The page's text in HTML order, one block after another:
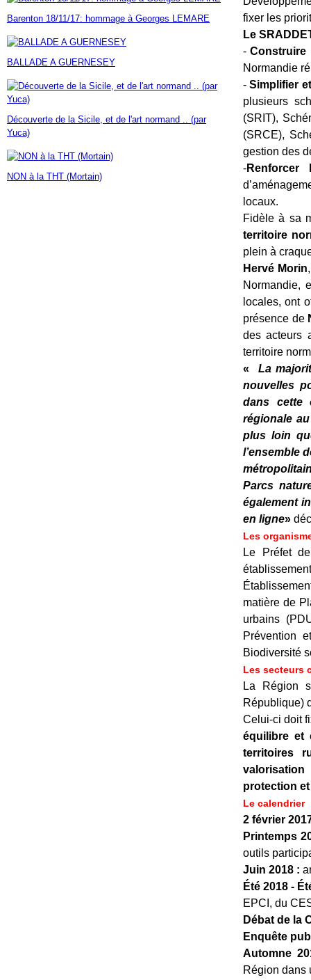
Janvier(7)
Février(9)
Janvier(18)
Mars(60)
Février(24)
Janvier(23)
Avril(14)
Mars (17)
Février(46)
Janvier (35)
Barenton 18/11/17: hommage à Georges LEMARE
BALLADE A GUERNESEY
Découverte de la Sicile, et de l'art normand .. (par
Yuca)
NON à la THT (Mortain)
fixer les
Le
-Construire
Normandie
-Simplifier
plusieurs
(SRIT),
(SRCE),
gestion des
-
locaux.
Fidèle à sa
territoire
plein à
Hervé Morin
Normandie,
locales, ont
présence de
des acteurs
territoire
« La
nouvelles
dans cette
régionale
plus loin
l’ensemble
Parcs
également
en ligne»
Les
Le Préfet
matière de
urbains
Prévention
Biodiversité
Les secteurs
La Région
République)
Celui-ci doit
équilibre et
territoires
protection
Le calendrier
2 février
Printemps
outils
Juin 2018 :
Été 2018 -
EPCI, du
Débat de la
Enquête
Automne
Région dans